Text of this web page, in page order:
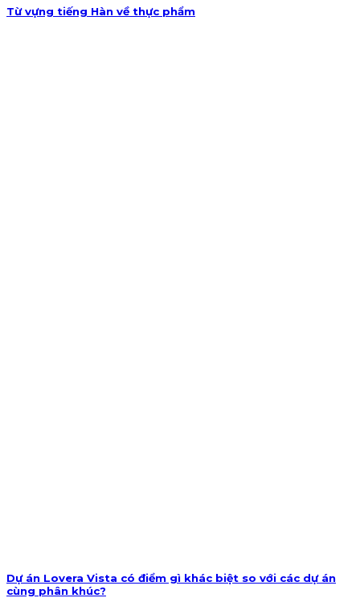
Từ vựng tiếng Hàn về thực phẩm
Dự án Lovera Vista có điểm gì khác biệt so với các dự án
cùng phân khúc?